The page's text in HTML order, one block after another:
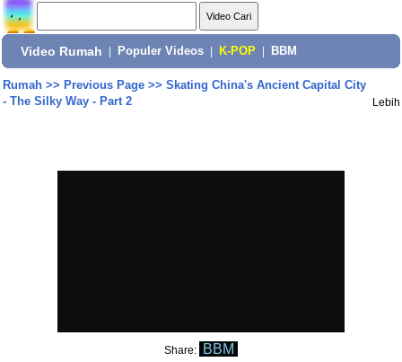
Video Rumah Populer Videos K-POP BBM
Rumah>> Previous Page>> Skating China's Ancient Capital City
- The Silky Way - Part 2
Lebih
Share: BBM